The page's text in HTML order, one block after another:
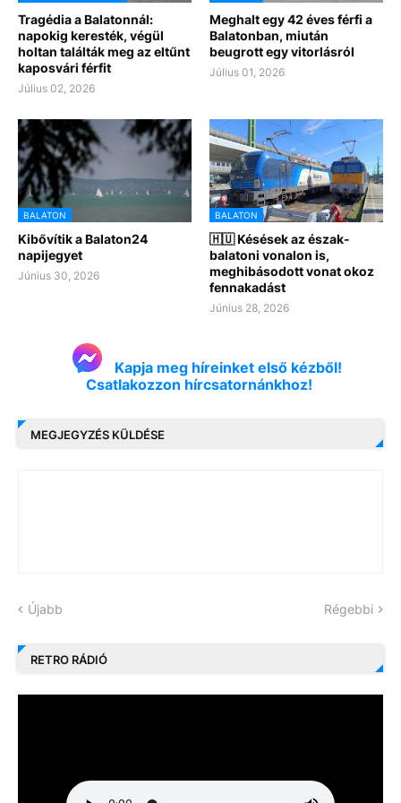
Tragédia a Balatonnál:
napokig keresték, végül
holtan találták meg az eltűnt
kaposvári férfit
Július 02, 2026
Meghalt egy 42 éves férfi a
Balatonban, miután
beugrott egy vitorlásról
Július 01, 2026
BALATON
Kibővítik a Balaton24
napijegyet
Június 30, 2026
BALATON
🇭🇺 Késések az észak-
balatoni vonalon is,
meghibásodott vonat okoz
fennakadást
Június 28, 2026
Kapja meg híreinket első kézből!
Csatlakozzon hírcsatornánkhoz!
MEGJEGYZÉS KÜLDÉSE
Újabb Régebbi
RETRO RÁDIÓ